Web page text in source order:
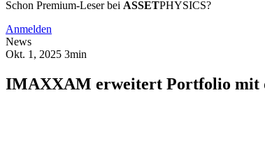
Schon Premium-Leser bei ASSETPHYSICS?
Anmelden
News
Okt. 1, 2025 3min
IMAXXAM erweitert Portfolio mit